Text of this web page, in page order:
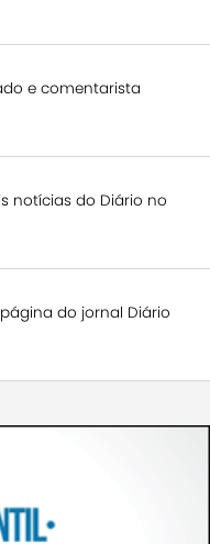
e comentarista
notícias do Diário no
do jornal Diário